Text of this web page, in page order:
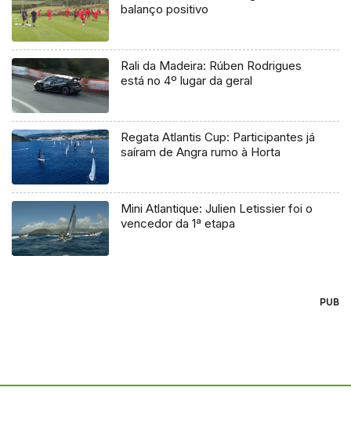
balanço positivo
Rali da Madeira: Rúben Rodrigues
está no 4º lugar da geral
Regata Atlantis Cup: Participantes já
saíram de Angra rumo à Horta
Mini Atlantique: Julien Letissier foi o
vencedor da 1ª etapa
PUB